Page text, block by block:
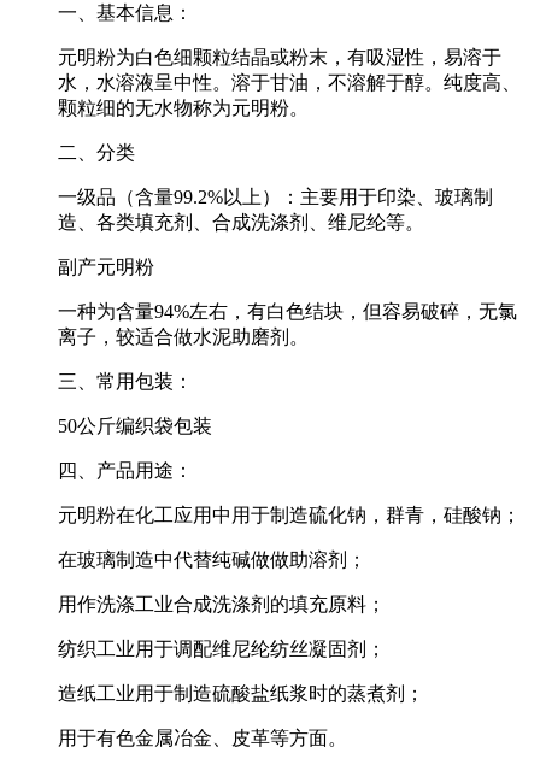
一、基本信息：
元明粉为白色细颗粒结晶或粉末，有吸湿性，易溶于
水，水溶液呈中性。溶于甘油，不溶解于醇。纯度高、
颗粒细的无水物称为元明粉。
二、分类
一级品（含量99.2%以上）：主要用于印染、玻璃制
造、各类填充剂、合成洗涤剂、维尼纶等。
副产元明粉
一种为含量94%左右，有白色结块，但容易破碎，无氯
离子，较适合做水泥助磨剂。
三、常用包装：
50公斤编织袋包装
四、产品用途：
元明粉在化工应用中用于制造硫化钠，群青，硅酸钠；
在玻璃制造中代替纯碱做做助溶剂；
用作洗涤工业合成洗涤剂的填充原料；
纺织工业用于调配维尼纶纺丝凝固剂；
造纸工业用于制造硫酸盐纸浆时的蒸煮剂；
用于有色金属冶金、皮革等方面。